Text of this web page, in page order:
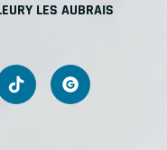
LES AUBRAIS